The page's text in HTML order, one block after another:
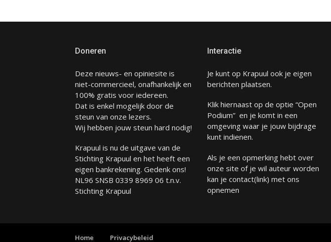
Doneren
Deze nieuws- en opiniesite is
niet-commercieel, onafhankelijk en
100% gratis voor iedereen.
Dat is enkel mogelijk door de
steun van onze lezers.
Wij hebben jouw steun hard nodig!
Krapuul is nu de uitgave van de
Stichting Krapuul en het heeft een
eigen bankrekening. Gedenk ons!
NL96 SNSB 0339 8969 06 t.n.v.
Stichting Krapuul
Interactie
Je kunt op Krapuul ook je eigen
berichten plaatsen.
Klik hiernaast op de optie “Open
Podium” en je komt in een
omgeving waar je jouw bijdrage
kunt indienen.
Als je een opmerking hebt over
onze site of je wil auteur worden
kan je contact(link) met ons
opnemen
Home Privacybeleid